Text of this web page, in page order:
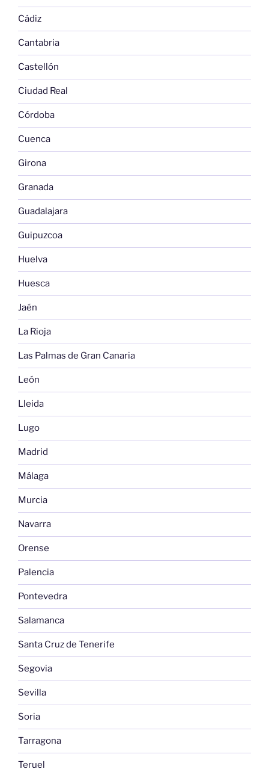
Cádiz
Cantabria
Castellón
Ciudad Real
Córdoba
Cuenca
Girona
Granada
Guadalajara
Guipuzcoa
Huelva
Huesca
Jaén
La Rioja
Las Palmas de Gran Canaria
León
Lleida
Lugo
Madrid
Málaga
Murcia
Navarra
Orense
Palencia
Pontevedra
Salamanca
Santa Cruz de Tenerife
Segovia
Sevilla
Soria
Tarragona
Teruel